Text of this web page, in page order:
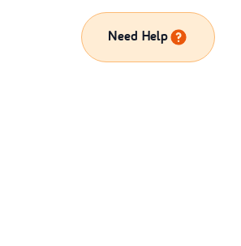
Need Help